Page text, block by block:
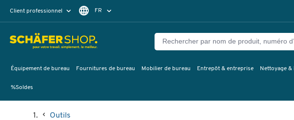
Client professionnel FR
EN
Équipement de bureau Fournitures de bureau Mobilier de bureau Entrepôt & entreprise Nettoyage &
%Soldes
Outils